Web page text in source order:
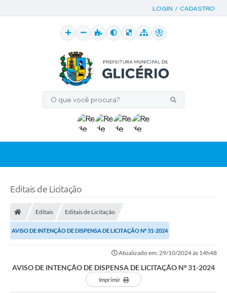
LOGIN / CADASTRO
Editais de Licitação
Editais Editais de Licitação
AVISO DE INTENÇÃO DE DISPENSA DE LICITAÇÃO Nº 31-2024
Atualizado em: 29/10/2024 às 14h48
AVISO DE INTENÇÃO DE DISPENSA DE LICITAÇÃO Nº 31-2024
Imprimir